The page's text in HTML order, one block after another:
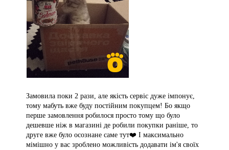
Замовила поки 2 рази, але якість сервіс дуже імпонує,
тому мабуть вже буду постійним покупцем! Бо якщо
перше замовлення робилося просто тому що було
дешевше ніж в магазині де робили покупки раніше, то
друге вже було осознане саме тут❤️ І максимально
мімішно у вас зроблено можливість додавати ім'я своїх